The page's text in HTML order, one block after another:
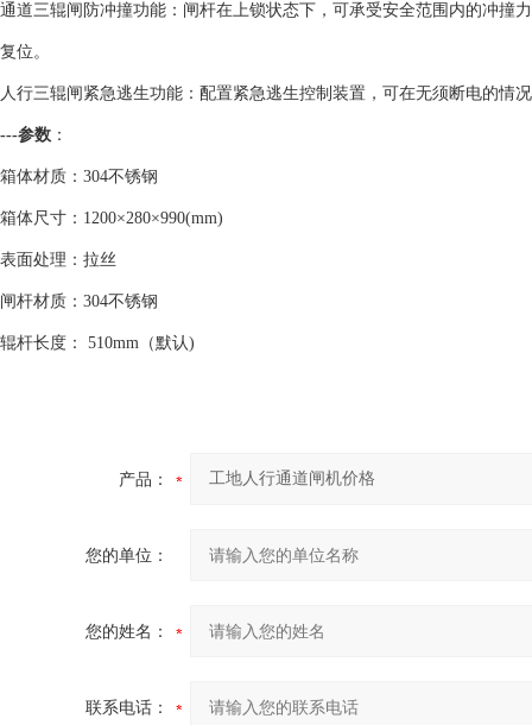
通道三辊闸防冲撞功能：闸杆在上锁状态下，可承受安全范围内的冲撞
复位。
人行三辊闸紧急逃生功能：配置紧急逃生控制装置，可在无须断电的情
---参数 ：
箱体材质：304不锈钢
箱体尺寸：1200×280×990(mm)
表面处理：拉丝
闸杆材质：304不锈钢
辊杆长度： 510mm（默认)
产品：
您的单位：
您的姓名：
联系电话：